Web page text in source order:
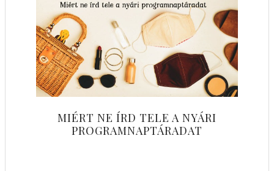
MIÉRT NE ÍRD TELE A NYÁRI
PROGRAMNAPTÁRADAT